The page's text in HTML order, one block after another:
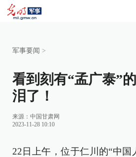
军事要闻 >
看到刻有“孟广泰”
泪了！
来源： 中国甘肃网
2023-11-28 10:10
22日上午，位于仁川的“中国